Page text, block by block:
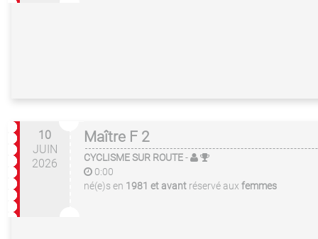
10
JUIN
2026
Maître F 2
CYCLISME SUR ROUTE-
0:00
né(e)s en 1981 et avant réservé aux femmes